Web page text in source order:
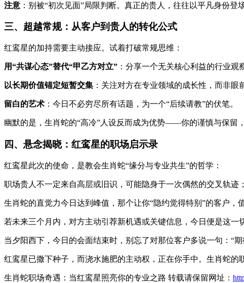
注意 ：别被“初次见面”局限判断。真正的贵人，往往以平凡身份登场
三、超越常规：从客户到贵人的转化公式
红鸾星的加持需要主动接应。试着打破常规思维：
用“共谋心态”替代“甲乙方对立” ：分享一个无关核心利益的行业观
以长期价值锚定短暂交集 ：关注对方在专业领域的成长性，而非眼
留白的艺术 ：今日不必穷尽所有话题，为一个“后续请教”的伏笔。
幽默的是，生肖蛇的“高冷”人设反而成为优势——你的谨慎与保留
四、悬念揭晓：红鸾星的职场启示录
红鸾星此次的使命，是教会生肖蛇“缘分与专业共生”的哲学：
职场贵人不一定来自高层或旧识，可能隐身于一次偶然的交叉轨迹；
生肖蛇的直觉力今日达到峰值，那个让你“隐约觉得特别”的客户，
若未来三个月内，对方主动引荐新机遇或关键信息，今日便是这一
当夕阳西下，今日的会面结束时，别忘了对那位客户多说一句：“
红鸾星已撒下种子，而浇水施肥的主动权，正在你手中。生肖蛇
生肖蛇职场奇遇：当红鸾星照亮你的专业之路 转载请保留网址：